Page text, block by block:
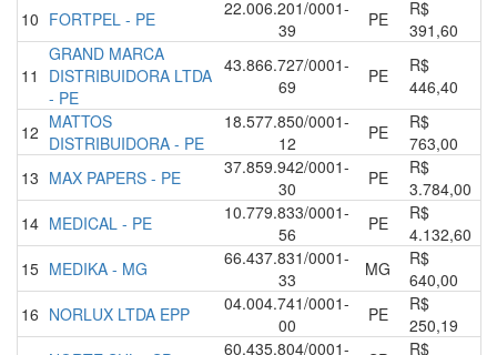
10 FORTPEL - PE
22.006.201/0001-
39
PE
R$
391,60
11
GRAND MARCA
DISTRIBUIDORA LTDA
- PE
43.866.727/0001-
69
PE
R$
446,40
12 MATTOS
DISTRIBUIDORA - PE
18.577.850/0001-
12
PE
R$
763,00
13 MAX PAPERS - PE
37.859.942/0001-
30
PE
R$
3.784,00
14 MEDICAL - PE
10.779.833/0001-
56
PE
R$
4.132,60
15 MEDIKA - MG
66.437.831/0001-
33
MG
R$
640,00
16 NORLUX LTDA EPP
04.004.741/0001-
00
PE
R$
250,19
60.435.804/0001- R$